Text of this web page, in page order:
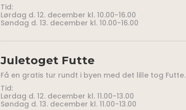
Tid:
Lørdag d. 12. december kl. 10.00-16.00
Søndag d. 13. december kl. 10.00-16.00
Juletoget Futte
Få en gratis tur rundt i byen med det lille tog Futte.
Tid:
Lørdag d. 12. december kl. 11.00-13.00
Søndag d. 13. december kl. 11.00-13.00